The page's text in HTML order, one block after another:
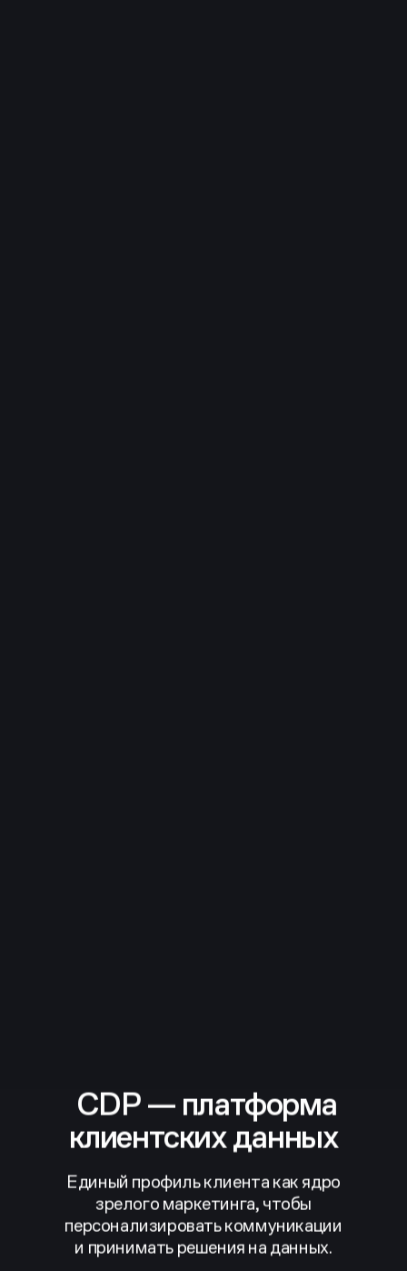
CDP — платформа
клиентских данных
Единый профиль клиента как ядро
зрелого маркетинга, чтобы
персонализировать коммуникации
и принимать решения на данных.